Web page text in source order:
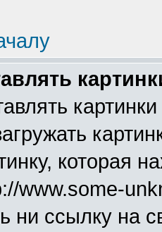
которая
www.some-
ни ссылку на